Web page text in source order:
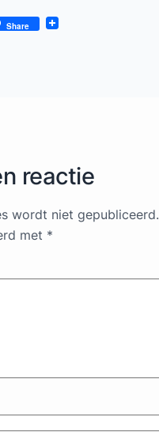
Share
reactie
wordt niet gepubliceerd.
met *